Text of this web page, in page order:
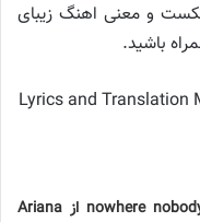
و معنی اهنگ زیبای
باشید.
Lyrics and Translation
متن و ترجمه آهنگ nowhere nobody از Ariana